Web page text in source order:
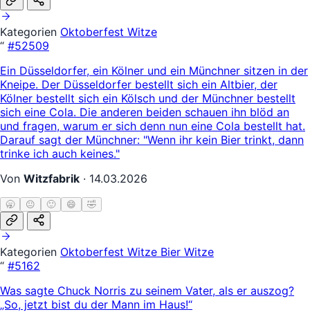
Kategorien Oktoberfest Witze
“ #52509
Ein Düsseldorfer, ein Kölner und ein Münchner sitzen in der
Kneipe. Der Düsseldorfer bestellt sich ein Altbier, der
Kölner bestellt sich ein Kölsch und der Münchner bestellt
sich eine Cola. Die anderen beiden schauen ihn blöd an
und fragen, warum er sich denn nun eine Cola bestellt hat.
Darauf sagt der Münchner: "Wenn ihr kein Bier trinkt, dann
trinke ich auch keines."
Von Witzfabrik · 14.03.2026
🥱 😐 🙂 😄 🤣
Kategorien Oktoberfest Witze Bier Witze
“ #5162
Was sagte Chuck Norris zu seinem Vater, als er auszog?
„So, jetzt bist du der Mann im Haus!“